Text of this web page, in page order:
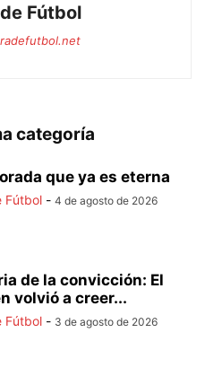
Fútbol
categoría
que ya es eterna
Fútbol - 4 de agosto de 2026
de la convicción: El
volvió a creer...
Fútbol - 3 de agosto de 2026